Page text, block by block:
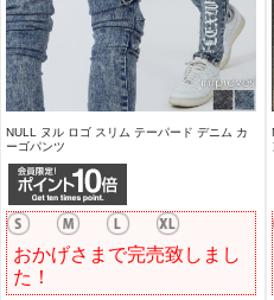
NULL ヌル ロゴ スリム テーパード デニム カ
ーゴパンツ
おかげさまで完売致しまし
た！